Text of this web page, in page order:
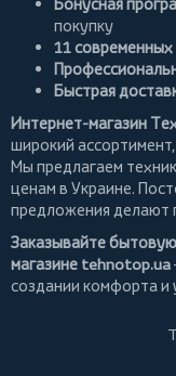
покупку
11 современных
Быстрая
Интернет-магазин
широкий
Мы предлагаем
ценам в Украине.
предложения делают
Заказывайте
магазине tehnotop.ua
создании комфорта и